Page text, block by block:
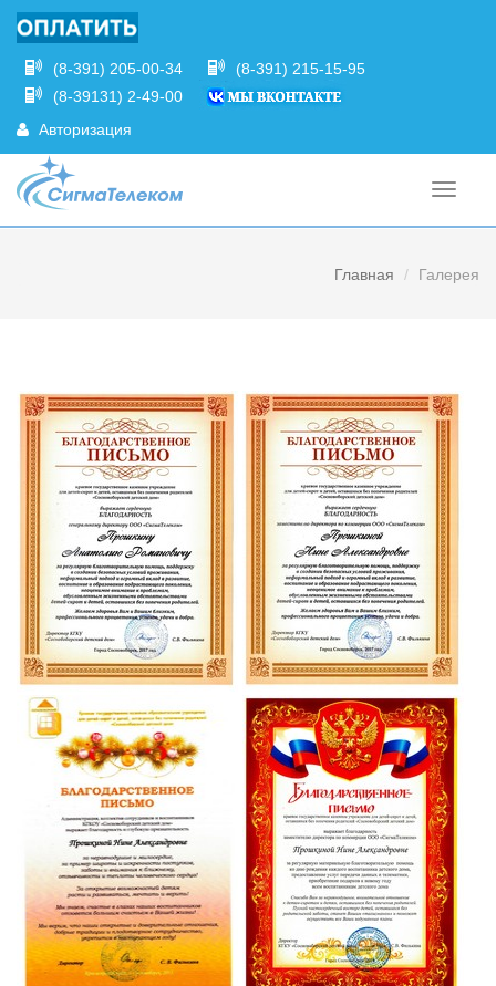
(8-391) 205-00-34
(8-391) 215-15-95
(8-39131) 2-49-00
Авторизация
Главная Галерея